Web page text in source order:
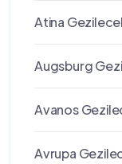
Atina
Augsburg
Avanos
Avrupa